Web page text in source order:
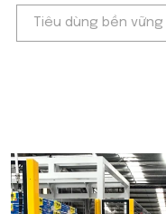
Tiêu dùng bền vững